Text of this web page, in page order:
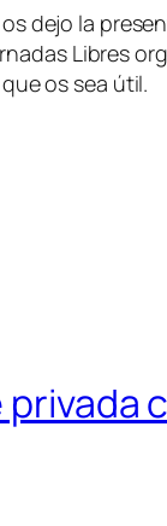
os dejo la
Libres
os sea útil.